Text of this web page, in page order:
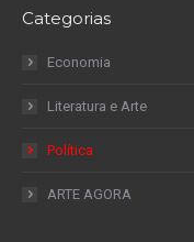
Categorias
Economia
Literatura e Arte
Política
ARTE AGORA